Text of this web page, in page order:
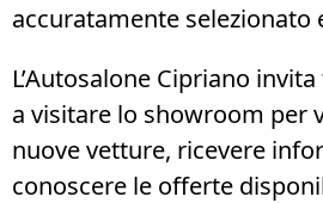
accuratamente selezionato
L’Autosalone Cipriano
a visitare lo showroom per
nuove vetture, ricevere
conoscere le offerte